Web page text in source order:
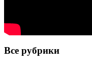
Все рубрики